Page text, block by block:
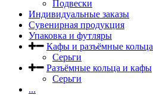
Подвески
Индивидуальные заказы
Сувенирная продукция
Упаковка и футляры
Кафы и разъёмные кольца
Серьги
Разъёмные кольца и кафы
Серьги
...